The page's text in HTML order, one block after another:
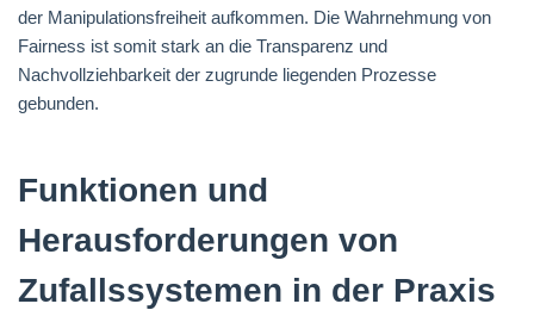
der Manipulationsfreiheit aufkommen. Die Wahrnehmung von
Fairness ist somit stark an die Transparenz und
Nachvollziehbarkeit der zugrunde liegenden Prozesse
gebunden.
Funktionen und
Herausforderungen von
Zufallssystemen in der Praxis